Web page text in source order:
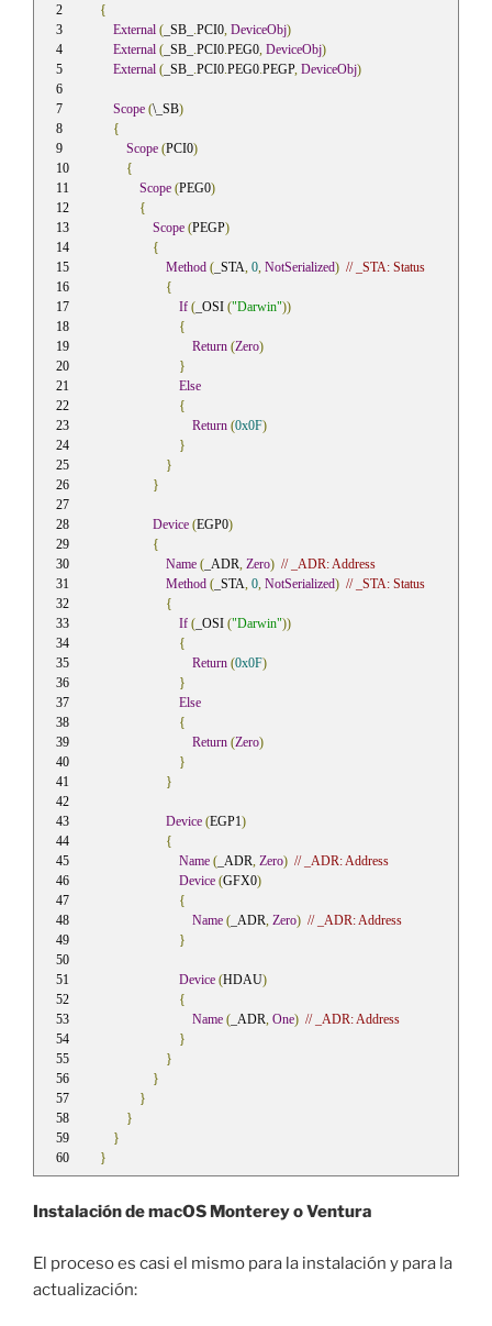
{
External ( _SB_ .PCI0, DeviceObj)
External ( _SB_ .PCI0.PEG0, DeviceObj)
External ( _SB_ .PCI0.PEG0.PEGP, DeviceObj)
Scope (\_SB)
{
Scope (PCI0)
{
Scope (PEG0)
{
Scope (PEGP)
{
Method ( _STA, 0, NotSerialized) // _STA: Status
{
If ( _OSI ("Darwin"))
{
Return (Zero)
}
Else
{
Return (0x0F)
}
}
}
Device (EGP0)
{
Name ( _ADR, Zero) // _ADR: Address
Method ( _STA, 0, NotSerialized) // _STA: Status
{
If ( _OSI ("Darwin"))
{
Return (0x0F)
}
Else
{
Return (Zero)
}
}
Device (EGP1)
{
Name ( _ADR, Zero) // _ADR: Address
Device (GFX0)
{
Name ( _ADR, Zero) // _ADR: Address
}
Device (HDAU)
{
Name ( _ADR, One) // _ADR: Address
}
}
}
}
}
}
}
Instalación de macOS Monterey o Ventura
El proceso es casi el mismo para la instalación y para la
actualización: